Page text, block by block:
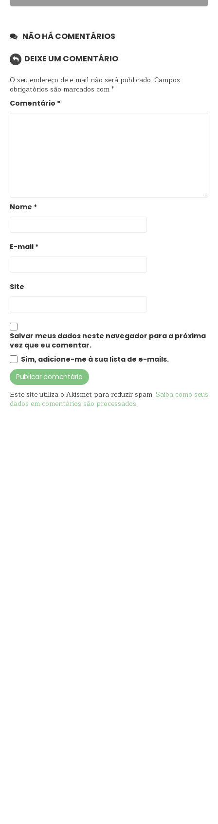
NÃO HÁ COMENTÁRIOS
DEIXE UM COMENTÁRIO
O seu endereço de e-mail não será publicado. Campos
obrigatórios são marcados com*
Comentário *
Nome *
E-mail *
Site
Salvar meus dados neste navegador para a próxima
vez que eu comentar.
Sim, adicione-me à sua lista de e-mails.
Este site utiliza o Akismet para reduzir spam. Saiba como seus
dados em comentários são processados.